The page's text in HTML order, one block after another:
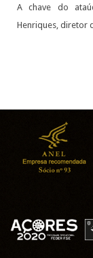
A chave do
Henriques, diretor